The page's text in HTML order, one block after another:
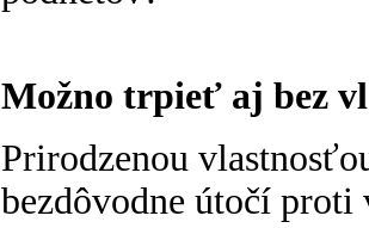
Možno trpieť aj bez
Prirodzenou
bezdôvodne útočí proti